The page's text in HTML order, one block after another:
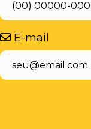
E-mail